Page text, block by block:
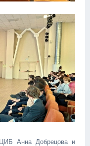
ЦИБ Анна Добрецова и